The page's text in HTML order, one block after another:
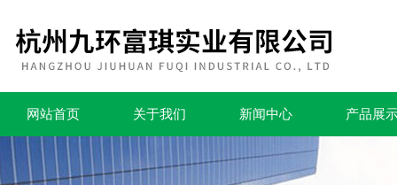
网站首页 关于我们 新闻中心 产品展